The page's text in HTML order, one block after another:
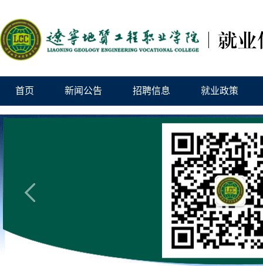
首页 新闻公告 招聘信息 就业政策